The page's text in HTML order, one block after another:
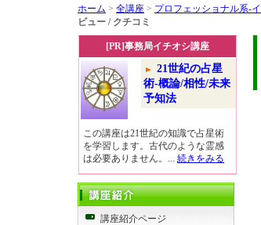
ホーム > 全講座 > プロフェッショナル系-
ビュー / クチコミ
[PR]事務局イチオシ講座
21世紀の占星
術-概論/相性/未来
予知法
この講座は21世紀の知識で占星術
を学習します。古代のような霊感
は必要ありません。... 続きをみる
講座紹介ページ